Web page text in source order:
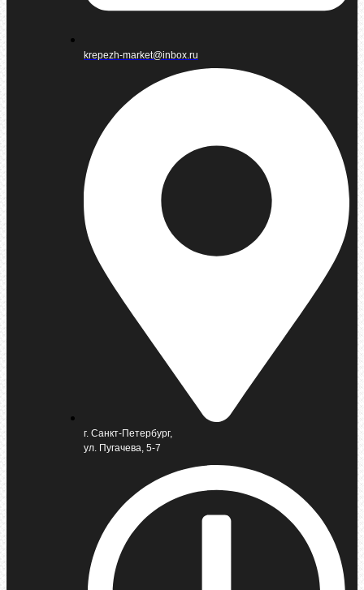
krepezh-market@inbox.ru
г. Санкт-Петербург,
ул. Пугачева, 5-7